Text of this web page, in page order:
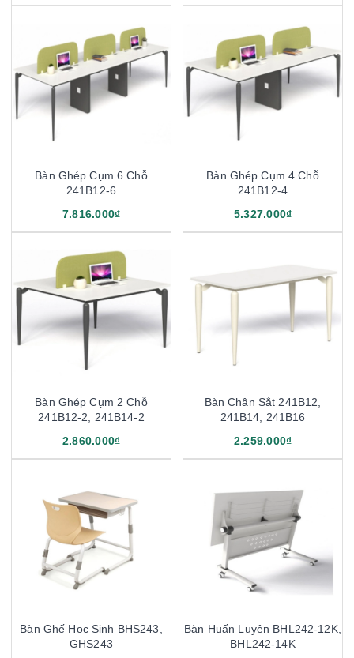
Bàn Ghép Cụm 6 Chỗ
241B12-6
7.816.000₫
Bàn Ghép Cụm 4 Chỗ
241B12-4
5.327.000₫
Bàn Ghép Cụm 2 Chỗ
241B12-2, 241B14-2
2.860.000₫
Bàn Chân Sắt 241B12,
241B14, 241B16
2.259.000₫
Bàn Ghế Học Sinh BHS243,
GHS243
Bàn Huấn Luyện BHL242-12K,
BHL242-14K